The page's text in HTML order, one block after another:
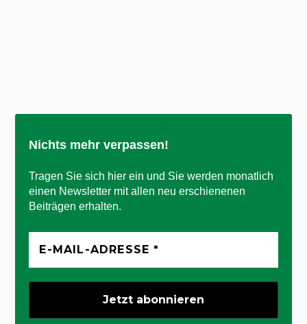
Nichts mehr verpassen!
Tragen Sie sich hier ein und Sie werden monatlich
einen Newsletter mit allen neu erschienenen
Beiträgen erhalten.